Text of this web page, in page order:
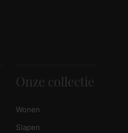
Onze collectie
Wonen
Slapen